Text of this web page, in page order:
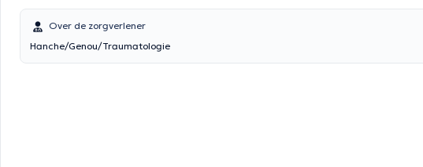
Over de zorgverlener
Hanche/Genou/Traumatologie